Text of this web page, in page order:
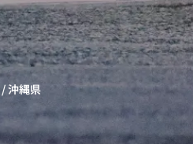
/沖縄県